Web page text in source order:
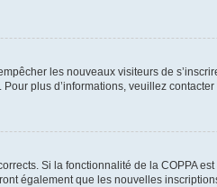
les nouveaux visiteurs de
plus d’informations, veuillez
Si la fonctionnalité de la COPPA
également que les nouvelles